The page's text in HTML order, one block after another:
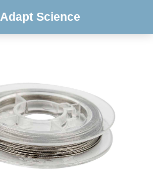
Adapt Science